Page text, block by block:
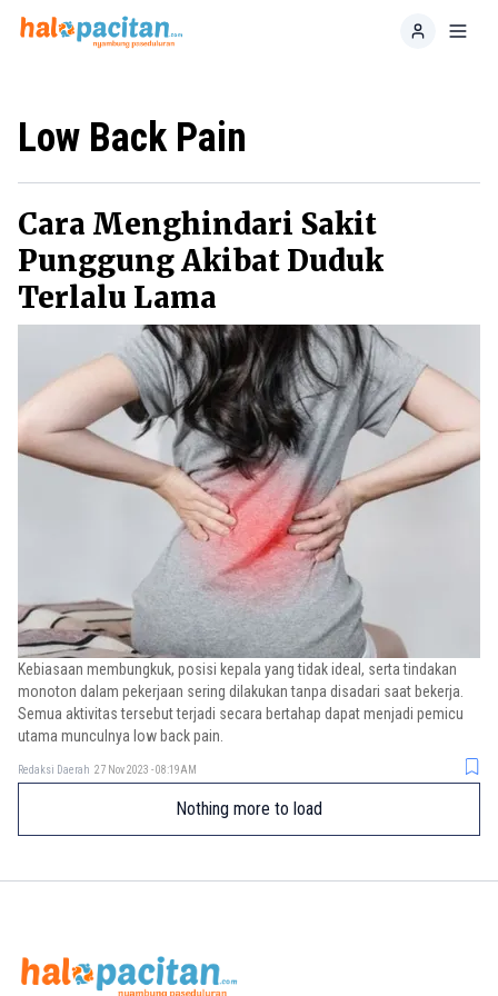
Home
Low Back Pain
Cara Menghindari Sakit
Punggung Akibat Duduk
Terlalu Lama
Kebiasaan membungkuk, posisi kepala yang tidak ideal, serta tindakan
monoton dalam pekerjaan sering dilakukan tanpa disadari saat bekerja.
Semua aktivitas tersebut terjadi secara bertahap dapat menjadi pemicu
utama munculnya low back pain.
Redaksi Daerah 27 Nov 2023 - 08:19AM
Nothing more to load